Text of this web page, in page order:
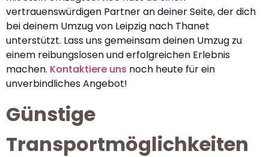
vertrauenswürdigen Partner an deiner Seite, der dich
bei deinem Umzug von Leipzig nach Thanet
unterstützt. Lass uns gemeinsam deinen Umzug zu
einem reibungslosen und erfolgreichen Erlebnis
machen. Kontaktiere uns noch heute für ein
unverbindliches Angebot!
Günstige
Transportmöglichkeiten